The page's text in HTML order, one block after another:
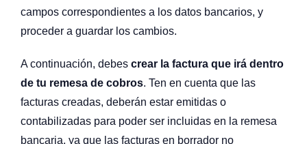
campos correspondientes a los datos bancarios, y
proceder a guardar los cambios.
A continuación, debes crear la factura que irá dentro
de tu remesa de cobros. Ten en cuenta que las
facturas creadas, deberán estar emitidas o
contabilizadas para poder ser incluidas en la remesa
bancaria, ya que las facturas en borrador no